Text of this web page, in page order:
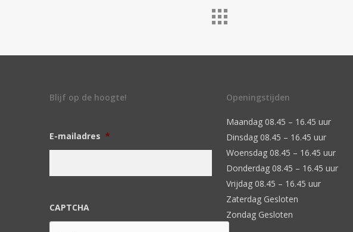
Blijf op de hoogte!
E-mailadres *
CAPTCHA
Openingstijden
Maandag 08.45 – 16.45 uur
Dinsdag 08.45 – 16.45 uur
Woensdag 08.45 – 16.45 uur
Donderdag 08.45 – 16.45 uur
Vrijdag 08.45 – 16.45 uur
Zaterdag Gesloten
Zondag Gesloten